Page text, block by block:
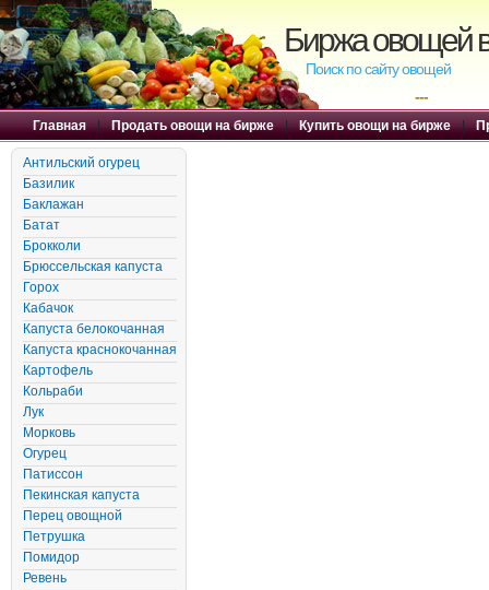
Биржа овощей
Поиск по сайту овощей
---
Главная | Продать овощи на бирже | Купить овощи на бирже |
Антильский огурец
Базилик
Баклажан
Батат
Брокколи
Брюссельская капуста
Горох
Кабачок
Капуста белокочанная
Капуста краснокочанная
Картофель
Кольраби
Лук
Морковь
Огурец
Патиссон
Пекинская капуста
Перец овощной
Петрушка
Помидор
Ревень